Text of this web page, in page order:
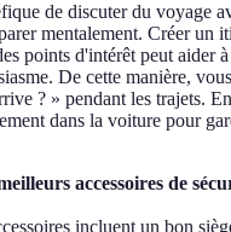
de discuter du voyage
mentalement. Créer un
points d'intérêt peut aider
De cette manière,
? » pendant les trajets.
dans la voiture pour
accessoires de
incluent un bon